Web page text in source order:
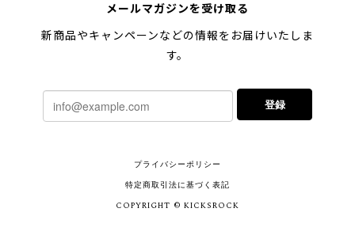
メールマガジンを受け取る
新商品やキャンペーンなどの情報をお届けいたしま
す。
登録
プライバシーポリシー
特定商取引法に基づく表記
COPYRIGHT © KICKSROCK